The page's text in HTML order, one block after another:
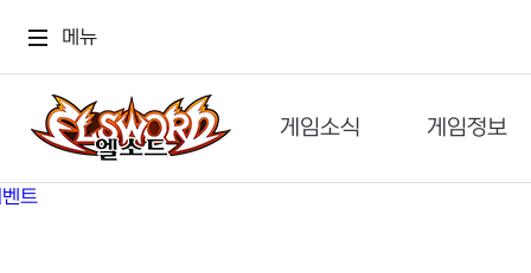
메뉴
게임소식
공지사항
게임정보
세계관